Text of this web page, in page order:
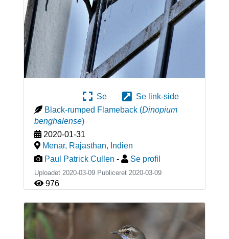
Se
Se link-side
Black-rumped Flameback (Dinopium
benghalense)
2020-01-31
Menar, Rajasthan, Indien
Paul Patrick Cullen - Se profil
Uploadet 2020-03-09 Publiceret 2020-03-09
976